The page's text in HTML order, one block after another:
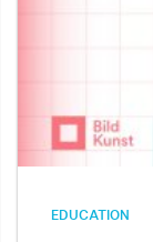
EDUCATION